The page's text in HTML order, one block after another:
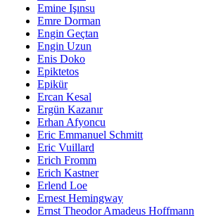
Emine Işınsu
Emre Dorman
Engin Geçtan
Engin Uzun
Enis Doko
Epiktetos
Epikür
Ercan Kesal
Ergün Kazanır
Erhan Afyoncu
Eric Emmanuel Schmitt
Eric Vuillard
Erich Fromm
Erich Kastner
Erlend Loe
Ernest Hemingway
Ernst Theodor Amadeus Hoffmann